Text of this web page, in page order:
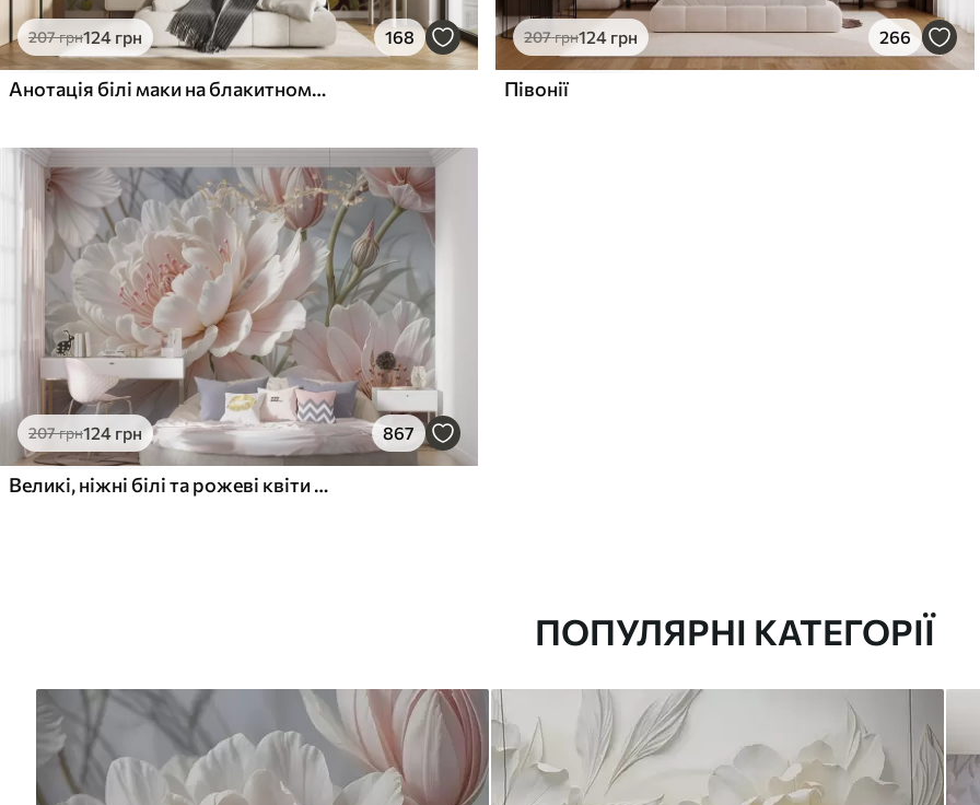
207грн124 грн 168
Анотація білі маки на блакитному тлі, імітація мазків
207грн124 грн 266
Півонії
207грн124 грн 867
Великі, ніжні білі та рожеві квіти півонії з м'якими, пухнастими пелюстками на розмитому сірому тлі
ПОПУЛЯРНІ КАТЕГОРІЇ